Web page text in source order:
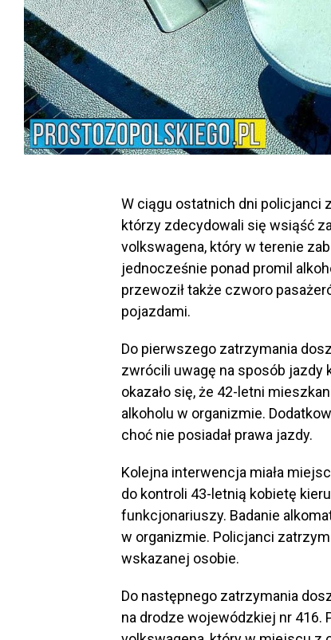
W ciągu ostatnich dni policjanci
którzy zdecydowali się wsiąść
volkswagena, który w terenie
jednocześnie ponad promil
przewoził także czworo
pojazdami.
Do pierwszego zatrzymania
zwrócili uwagę na sposób
okazało się, że 42-letni
alkoholu w organizmie.
choć nie posiadał prawa jazdy.
Kolejna interwencja miała
do kontroli 43-letnią kobietę
funkcjonariuszy. Badanie
w organizmie. Policjanci
wskazanej osobie.
Do następnego zatrzymania
na drodze wojewódzkiej nr 416.